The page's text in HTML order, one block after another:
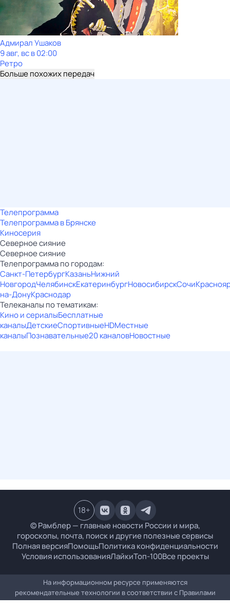
Адмирал Ушаков
9 авг, вс в 02:00
Ретро
Больше похожих передач
Телепрограмма
Телепрограмма в Брянске
Киносерия
Северное сияние
Северное сияние
Телепрограмма по городам:
Санкт-ПетербургКазаньНижний
НовгородЧелябинскЕкатеринбургНовосибирскСочи
на-ДонуКраснодар
Телеканалы по тематикам:
Кино и сериалыБесплатные
каналыДетскиеСпортивныеHDМестные
каналыПознавательные20 каналовНовостные
© Рамблер — главные новости России и мира,
гороскопы, почта, поиск и другие полезные сервисы
Полная версияПомощьПолитика конфиденциальности
Условия использованияЛайкиТоп-100Все проекты
18+
На информационном ресурсе применяются
рекомендательные технологии в соответствии с Правилами